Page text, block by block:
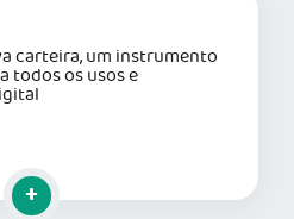
carteira, um instrumento
todos os usos e
Clique para mais informações